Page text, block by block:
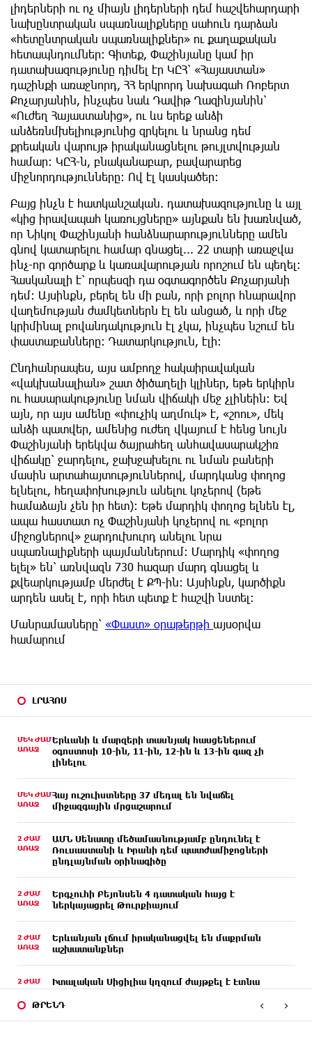
ԼՐԱՀՈՍ
ՄԵԿ ԺԱՄ
ԱՌԱՋ
Երևանի և մարզերի տասնյակ հասցեներում
օգոստոսի 10-ին, 11-ին, 12-ին և 13-ին գազ չի
լինելու
ՄԵԿ ԺԱՄ
ԱՌԱՋ
Հայ ուշուիստները 37 մեդալ են նվաճել
միջազգային մրցաշարում
2 ԺԱՄ
ԱՌԱՋ
ԱՄՆ Սենատը մեծամասնությամբ ընդունել է
Ռուսաստանի և Իրանի դեմ պատժամիջոցների
ընդլայնման օրինագիծը
2 ԺԱՄ
ԱՌԱՋ
Երգչուհի Բեյոնսեն ​​4 դատական հայց է
ներկայացրել Թուրքիայում
2 ԺԱՄ
ԱՌԱՋ
Երևանյան լճում իրականացվել են մաքրման
աշխատանքներ
2 ԺԱՄ
ԱՌԱՋ
Իտալական Սիցիլիա կղզում ժայթքել է Էտնա
լիդերների ու ոչ միայն լիդերների դեմ հաշվեհարդարի
նախընտրական սպառնալիքները սահուն դարձան
«հետընտրական սպառնալիքներ» ու քաղաքական
հետապնդումներ: Գիտեք, Փաշինյանը կամ իր
դատախազությունը դիմել էր ԿԸՀ՝ «Հայաստան»
դաշինքի առաջնորդ, ՀՀ երկրորդ նախագահ Ռոբերտ
Քոչարյանին, ինչպես նաև Դավիթ Ղազինյանին՝
«Ուժեղ Հայաստանից», ու ևս երեք անձի
անձեռնմխելիությունից զրկելու և նրանց դեմ
քրեական վարույթ իրականացնելու թույլտվության
համար: ԿԸՀ-ն, բնականաբար, բավարարեց
միջնորդությունները: Ով էլ կասկածեր:
Բայց ինչն է հատկանշական. դատախազությունը և այլ
«կից իրավապահ կառույցները» այնքան են խառնված,
որ Նիկոլ Փաշինյանի հանձնարարությունները ամեն
գնով կատարելու համար գնացել... 22 տարի առաջվա
ինչ-որ գործարք և կառավարության որոշում են պեղել:
Հասկանալի է՝ որպեսզի դա օգտագործեն Քոչարյանի
դեմ: Այսինքն, բերել են մի բան, որի բոլոր հնարավոր
վաղեմության ժամկետներն էլ են անցած, և որի մեջ
կրիմինալ բովանդակություն էլ չկա, ինչպես նշում են
փաստաբանները: Դատարկություն, էլի:
Ընդհանրապես, այս ամբողջ հակաիրավական
«վակխանալիան» շատ ծիծաղելի կլիներ, եթե երկիրն
ու հասարակությունը նման վիճակի մեջ չլինեին: Եվ
այն, որ այս ամենը «փուչիկ աղմուկ» է, «շոու», մեկ
անձի պատվեր, ամենից ուժեղ վկայում է հենց նույն
Փաշինյանի երեկվա ծայրահեղ անհավասարակշիռ
վիճակը՝ ջարդելու, ջախջախելու ու նման բաների
մասին արտահայտություններով, մարդկանց փողոց
ելնելու, հեղափոխություն անելու կոչերով (եթե
համաձայն չեն իր հետ): Եթե մարդիկ փողոց ելնեն էլ,
ապա հաստատ ոչ Փաշինյանի կոչերով ու «բոլոր
միջոցներով» ջարդուխուրդ անելու նրա
սպառնալիքների պայմաններում: Մարդիկ «փողոց
ելել» են՝ առնվազն 730 հազար մարդ գնացել և
քվեարկությամբ մերժել է ՔՊ-ին: Այսինքն, կարծիքն
արդեն ասել է, որի հետ պետք է հաշվի նստել:
Մանրամասները՝ «Փաստ» օրաթերթի այսօրվա
համարում
ԹՐԵՆԴ ‹ ›